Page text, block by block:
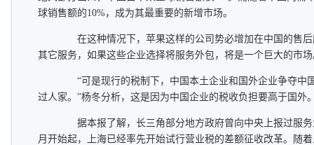
球销售额的10%，成为其最重要的新增市场。
在这种情况下，苹果这样的公司势必增加在中国的售后
其它服务，如果这些企业选择将服务外包，将是一个巨大的市场
“可是现行的税制下，中国本土企业和国外企业争夺中
过人家。”杨冬分析，这是因为中国企业的税收负担要高于国外
据本报了解，长三角部分地方政府曾向中央上报过服务
月开始起，上海已经率先开始试行营业税的差额征收改革。随